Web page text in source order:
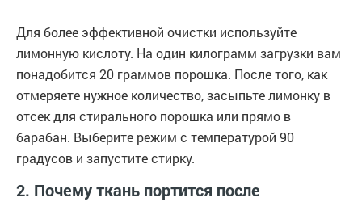
Для более эффективной очистки используйте
лимонную кислоту. На один килограмм загрузки вам
понадобится 20 граммов порошка. После того, как
отмеряете нужное количество, засыпьте лимонку в
отсек для стирального порошка или прямо в
барабан. Выберите режим с температурой 90
градусов и запустите стирку.
2. Почему ткань портится после